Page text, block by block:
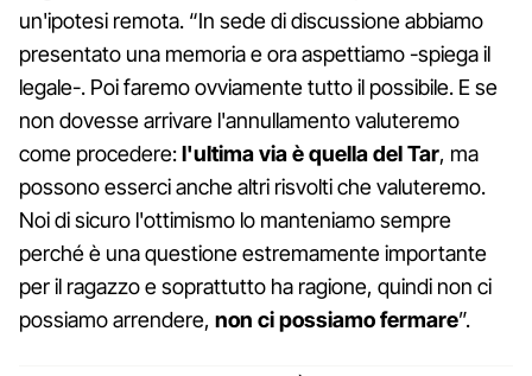
un'ipotesi remota. “In sede di discussione abbiamo
presentato una memoria e ora aspettiamo -spiega il
legale-. Poi faremo ovviamente tutto il possibile. E se
non dovesse arrivare l'annullamento valuteremo
come procedere:l'ultima via è quella del Tar, ma
possono esserci anche altri risvolti che valuteremo.
Noi di sicuro l'ottimismo lo manteniamo sempre
perché è una questione estremamente importante
per il ragazzo e soprattutto ha ragione, quindi non ci
possiamo arrendere, non ci possiamo fermare”.